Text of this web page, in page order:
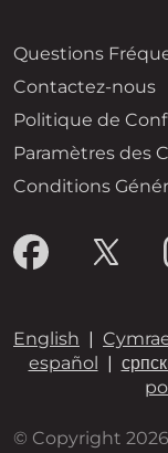
Questions
Contactez-nous
Politique de
Paramètres des
Conditions
English |
español |
© Copyright 2026